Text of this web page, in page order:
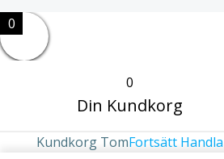
0
0
Din Kundkorg
Kundkorg TomFortsätt Handla